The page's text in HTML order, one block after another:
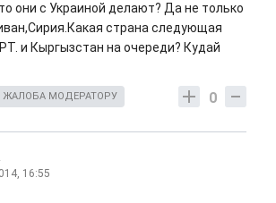
они с Украиной делают? Да не только
страна следующая
и Кыргызстан на очереди? Кудай
0
ЖАЛОБА МОДЕРАТОРУ
16:55